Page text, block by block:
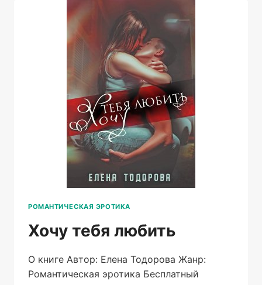
РОМАНТИЧЕСКАЯ ЭРОТИКА
Хочу тебя любить
О книге Автор: Елена Тодорова Жанр:
Романтическая эротика Бесплатный